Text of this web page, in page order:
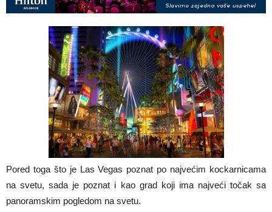
Pored toga što je Las Vegas poznat po najvećim kockarnicama
na svetu, sada je poznat i kao grad koji ima najveći točak sa
panoramskim pogledom na svetu.